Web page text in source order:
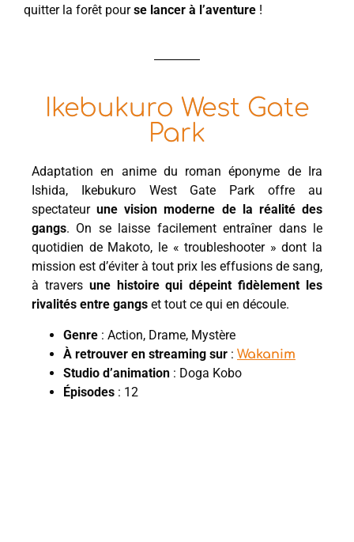
quitter la forêt pourse lancer à l’aventure !
Ikebukuro West Gate
Park
Adaptation en anime du roman éponyme de Ira
Ishida, Ikebukuro West Gate Park offre au
spectateurune vision moderne de la réalité des
gangs. On se laisse facilement entraîner dans le
quotidien de Makoto, le « troubleshooter » dont la
mission est d’éviter à tout prix les effusions de sang,
à travers une histoire qui dépeint fidèlement les
rivalités entre gangs et tout ce qui en découle.
Genre : Action, Drame, Mystère
À retrouver en streaming sur : Wakanim
Studio d’animation : Doga Kobo
Épisodes : 12